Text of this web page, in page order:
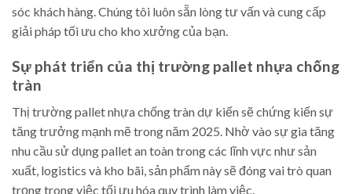
sóc khách hàng. Chúng tôi luôn sẵn lòng tư vấn và cung cấp
giải pháp tối ưu cho kho xưởng của bạn.
Sự phát triển của thị trường pallet nhựa chống
tràn
Thị trường pallet nhựa chống tràn dự kiến sẽ chứng kiến sự
tăng trưởng mạnh mẽ trong năm 2025. Nhờ vào sự gia tăng
nhu cầu sử dụng pallet an toàn trong các lĩnh vực như sản
xuất, logistics và kho bãi, sản phẩm này sẽ đóng vai trò quan
trọng trong việc tối ưu hóa quy trình làm việc.